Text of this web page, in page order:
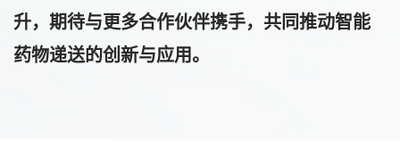
升，期待与更多合作伙伴携手，共同推动智能
药物递送的创新与应用。